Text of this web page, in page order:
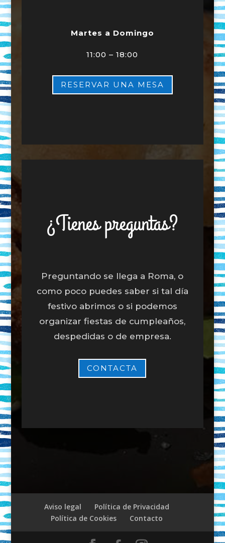
Martes a Domingo
11:00 – 18:00
RESERVAR UNA MESA
¿Tienes preguntas?
Preguntando se llega a Roma, o
como poco puedes saber si tal día
festivo abrimos o si podemos
organizar fiestas de cumpleaños,
despedidas o de empresa.
CONTACTA
Aviso legal
Política de Privacidad
Política de Cookies
Contacto